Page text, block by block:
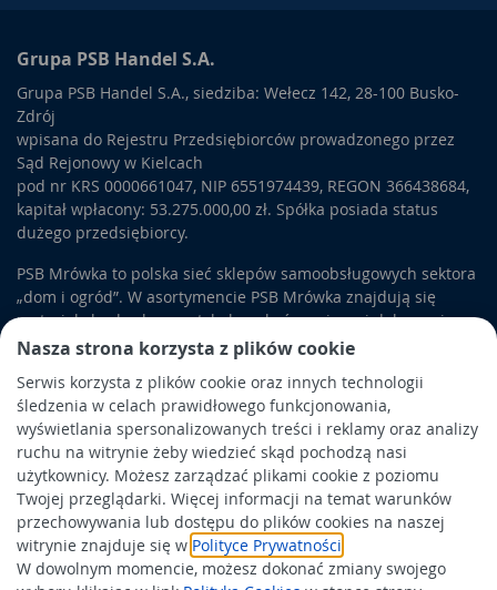
Nasza strona korzysta z plików cookie
Serwis korzysta z plików cookie oraz innych technologii
śledzenia w celach prawidłowego funkcjonowania,
wyświetlania spersonalizowanych treści i reklamy oraz analizy
ruchu na witrynie żeby wiedzieć skąd pochodzą nasi
użytkownicy. Możesz zarządzać plikami cookie z poziomu
Twojej przeglądarki. Więcej informacji na temat warunków
przechowywania lub dostępu do plików cookies na naszej
witrynie znajduje się w Polityce Prywatności
W dowolnym momencie, możesz dokonać zmiany swojego
Grupa PSB Handel S.A.
Grupa PSB Handel S.A., siedziba: Wełecz 142, 28-100 Busko-
Zdrój
wpisana do Rejestru Przedsiębiorców prowadzonego przez
Sąd Rejonowy w Kielcach
pod nr KRS 0000661047, NIP 6551974439, REGON 366438684,
kapitał wpłacony: 53.275.000,00 zł. Spółka posiada status
dużego przedsiębiorcy.
PSB Mrówka to polska sieć sklepów samoobsługowych sektora
„dom i ogród”. W asortymencie PSB Mrówka znajdują się
materiały budowlane, artykuły wykończeniowe i dekoracyjne,
wyposażenie łazienek i kuchni, elektronarzędzia, a także
Obowiązek informacyjny
Polityka prywatności
Polityka Cookies
Odbiór zużytego sprzętu
Wspierają nas: